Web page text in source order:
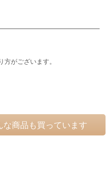
がございます。
商品も買っています